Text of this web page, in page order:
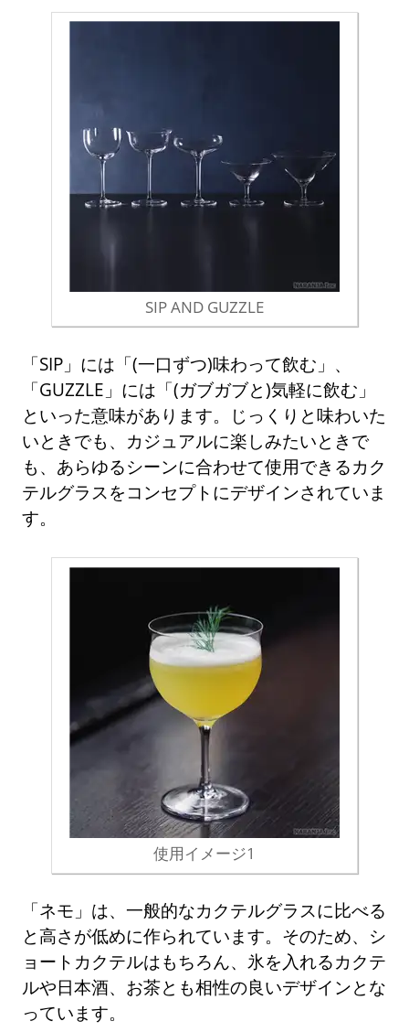
SIP AND GUZZLE
「SIP」には「(一口ずつ)味わって飲む」、
「GUZZLE」には「(ガブガブと)気軽に飲む」
といった意味があります。じっくりと味わいた
いときでも、カジュアルに楽しみたいときで
も、あらゆるシーンに合わせて使用できるカク
テルグラスをコンセプトにデザインされていま
す。
使用イメージ1
「ネモ」は、一般的なカクテルグラスに比べる
と高さが低めに作られています。そのため、シ
ョートカクテルはもちろん、氷を入れるカクテ
ルや日本酒、お茶とも相性の良いデザインとな
っています。